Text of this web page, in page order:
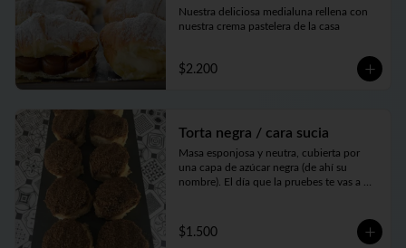
Nuestra deliciosa medialuna rellena con
nuestra crema pastelera de la casa
$2.200
Torta negra / cara sucia
Masa esponjosa y neutra, cubierta por
una capa de azúcar negra (de ahí su
nombre). El día que la pruebes te vas a
$1.500